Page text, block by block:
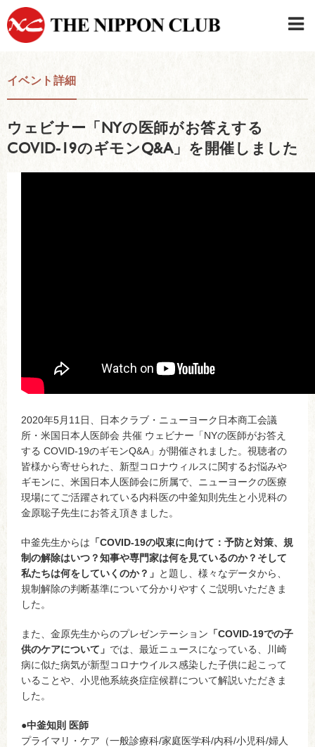
イベント詳細
ウェビナー「NYの医師がお答えする
COVID-19のギモンQ&A」を開催しました
2020年5月11日、日本クラブ・ニューヨーク日本商工会議
所・米国日本人医師会 共催 ウェビナー「NYの医師がお答え
する COVID-19のギモンQ&A」が開催されました。視聴者の
皆様から寄せられた、新型コロナウィルスに関するお悩みや
ギモンに、米国日本人医師会に所属で、ニューヨークの医療
現場にてご活躍されている内科医の中釜知則先生と小児科の
金原聡子先生にお答え頂きました。
中釜先生からは 「COVID-19の収束に向けて：予防と対策、規
制の解除はいつ？知事や専門家は何を見ているのか？そして
私たちは何をしていくのか？」 と題し、様々なデータから、
規制解除の判断基準について分かりやすくご説明いただきま
した。
また、金原先生からのプレゼンテーション 「COVID-19での子
供のケアについて」 では、最近ニュースになっている、川崎
病に似た病気が新型コロナウイルス感染した子供に起こって
いることや、小児他系統炎症症候群について解説いただきま
した。
●中釜知則 医師
プライマリ・ケア（一般診療科/家庭医学科/内科/小児科/婦人
日本クラブメンバーログイン
連絡先・駐車場
はじめてご利用の方はこちら
›